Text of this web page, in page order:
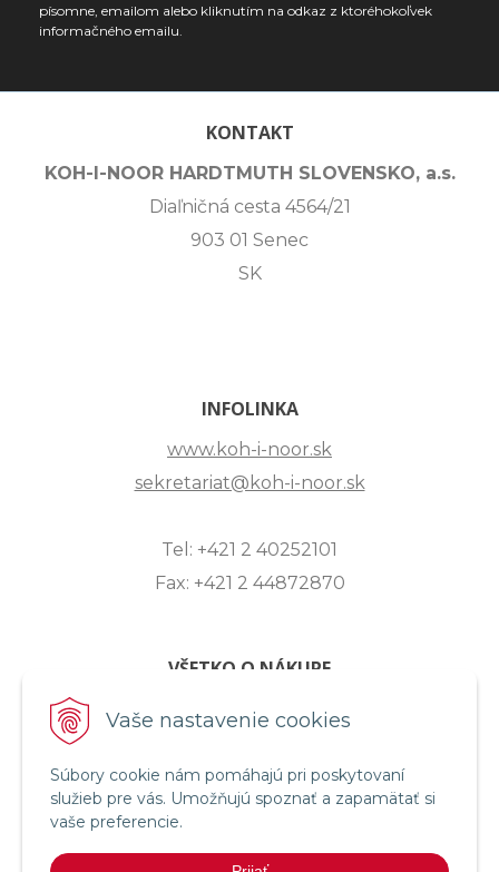
Vaše nastavenie cookies
Súbory cookie nám pomáhajú pri poskytovaní
služieb pre vás. Umožňujú spoznať a zapamätať si
vaše preferencie.
písomne, emailom alebo kliknutím na odkaz z ktoréhokoľvek
informačného emailu.
KONTAKT
KOH-I-NOOR HARDTMUTH SLOVENSKO, a.s.
Diaľničná cesta 4564/21
903 01 Senec
SK
INFOLINKA
www.koh-i-noor.sk
sekretariat@koh-i-noor.sk
Tel: +421 2 40252101
Fax: +421 2 44872870
VŠETKO O NÁKUPE
ZASLANIE OTÁZKY
OBCHODNÉ PODMIENKY
REKLAMAČNÝ PORIADOK